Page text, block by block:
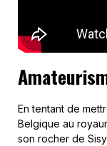
En tentant de
Belgique au
son rocher de